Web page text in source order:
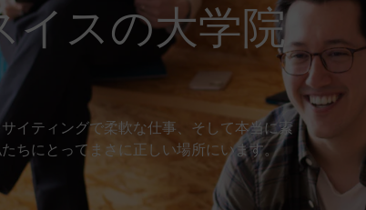
イスの大学院
イティングで柔軟な仕事、そして本当に素
ちにとってまさに正しい場所にいます。